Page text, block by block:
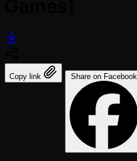
Copy link Share on Facebook